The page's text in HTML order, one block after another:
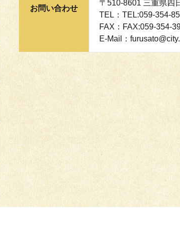
お問い合わせ
〒510-8601 三重県四
TEL：TEL:059-354-
FAX：FAX:059-354-
E-Mail：